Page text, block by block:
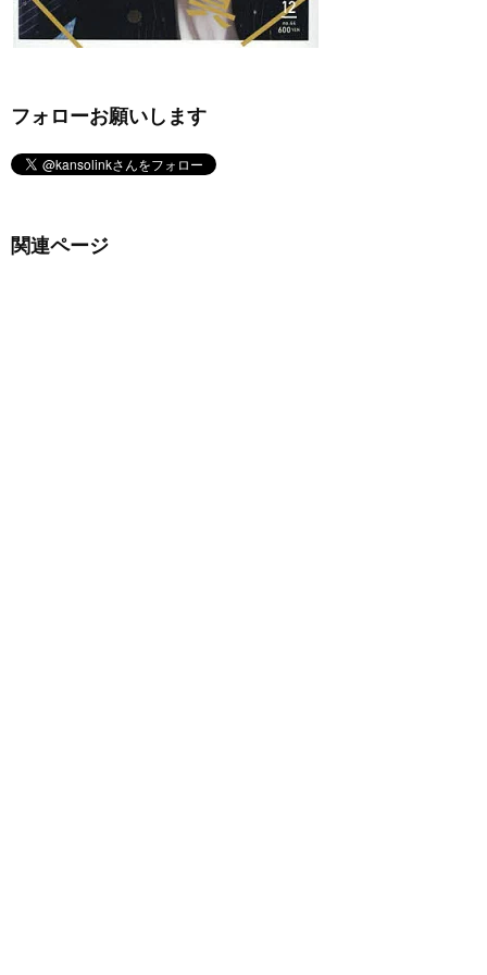
フォローお願いします
関連ページ